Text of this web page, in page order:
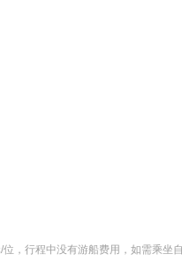
，行程中没有游船费用，如需乘